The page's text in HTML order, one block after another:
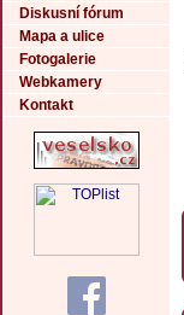
Diskusní fórum
Mapa a ulice
Fotogalerie
Webkamery
Kontakt